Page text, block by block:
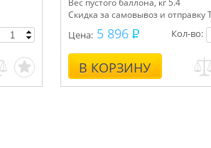
Вес пустого баллона, кг 5.4
Скидка за самовывоз и отправку
200 руб.
Цена: 5 896
В КОРЗИНУ
Кол-во: